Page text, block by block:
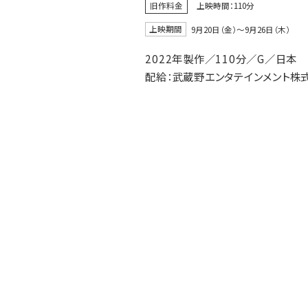
旧作料金 上映時間：110分
上映期間 9月20日（金）〜9月26日（木）
2022年製作／110分／G／日本
配給：武蔵野エンタテインメント株